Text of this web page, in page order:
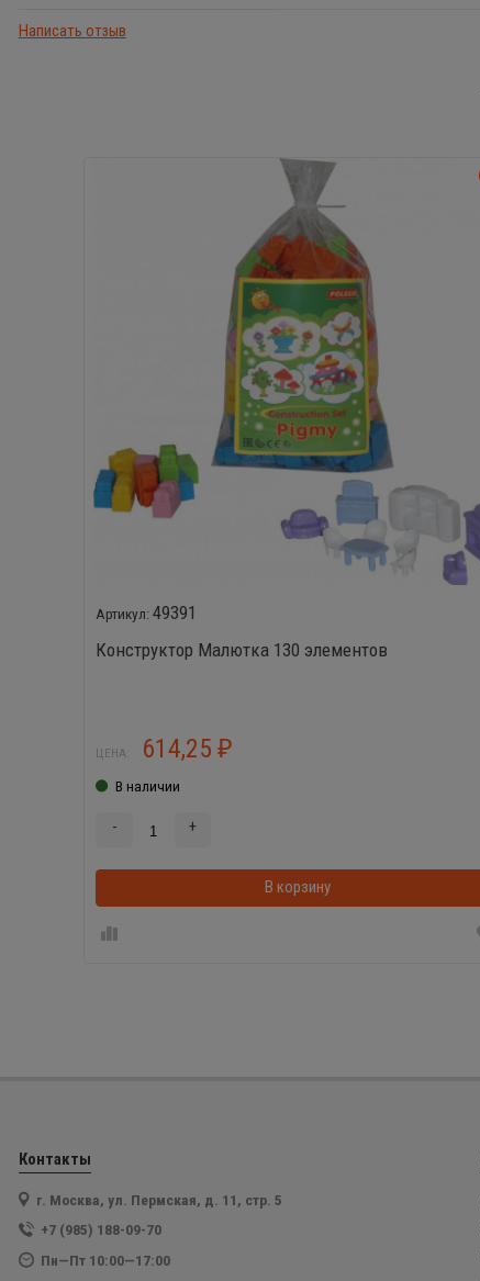
Написать отзыв
49391
Конструктор Малютка 130 элементов
ЦЕНА: 614,25 ₽
В наличии
- +
В корзину
Контакты
г. Москва, ул. Пермская, д. 11, стр. 5
+7 (985) 188-09-70
Пн—Пт 10:00—17:00